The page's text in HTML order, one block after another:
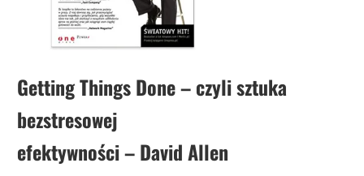
Getting Things Done – czyli sztuka
bezstresowej
efektywności– David Allen